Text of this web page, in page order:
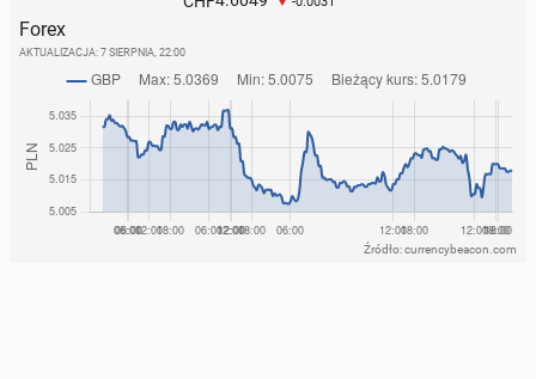
Forex
AKTUALIZACJA: 7 SIERPNIA, 22:00
Źródło: currencybeacon.com